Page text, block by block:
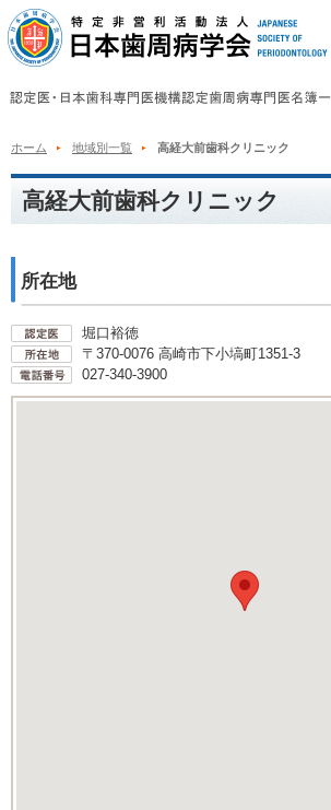
ホーム 地域別一覧 高経大前歯科クリニック
高経大前歯科クリニック
所在地
堀口裕徳
〒370-0076 高崎市下小塙町1351-3
027-340-3900